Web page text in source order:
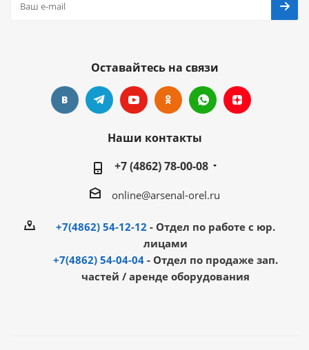
Оставайтесь на связи
Наши контакты
+7 (4862) 78-00-08
online@arsenal-orel.ru
+7(4862) 54-12-12 - Отдел по работе с юр.
лицами
+7(4862) 54-04-04 - Отдел по продаже зап.
частей / аренде оборудования